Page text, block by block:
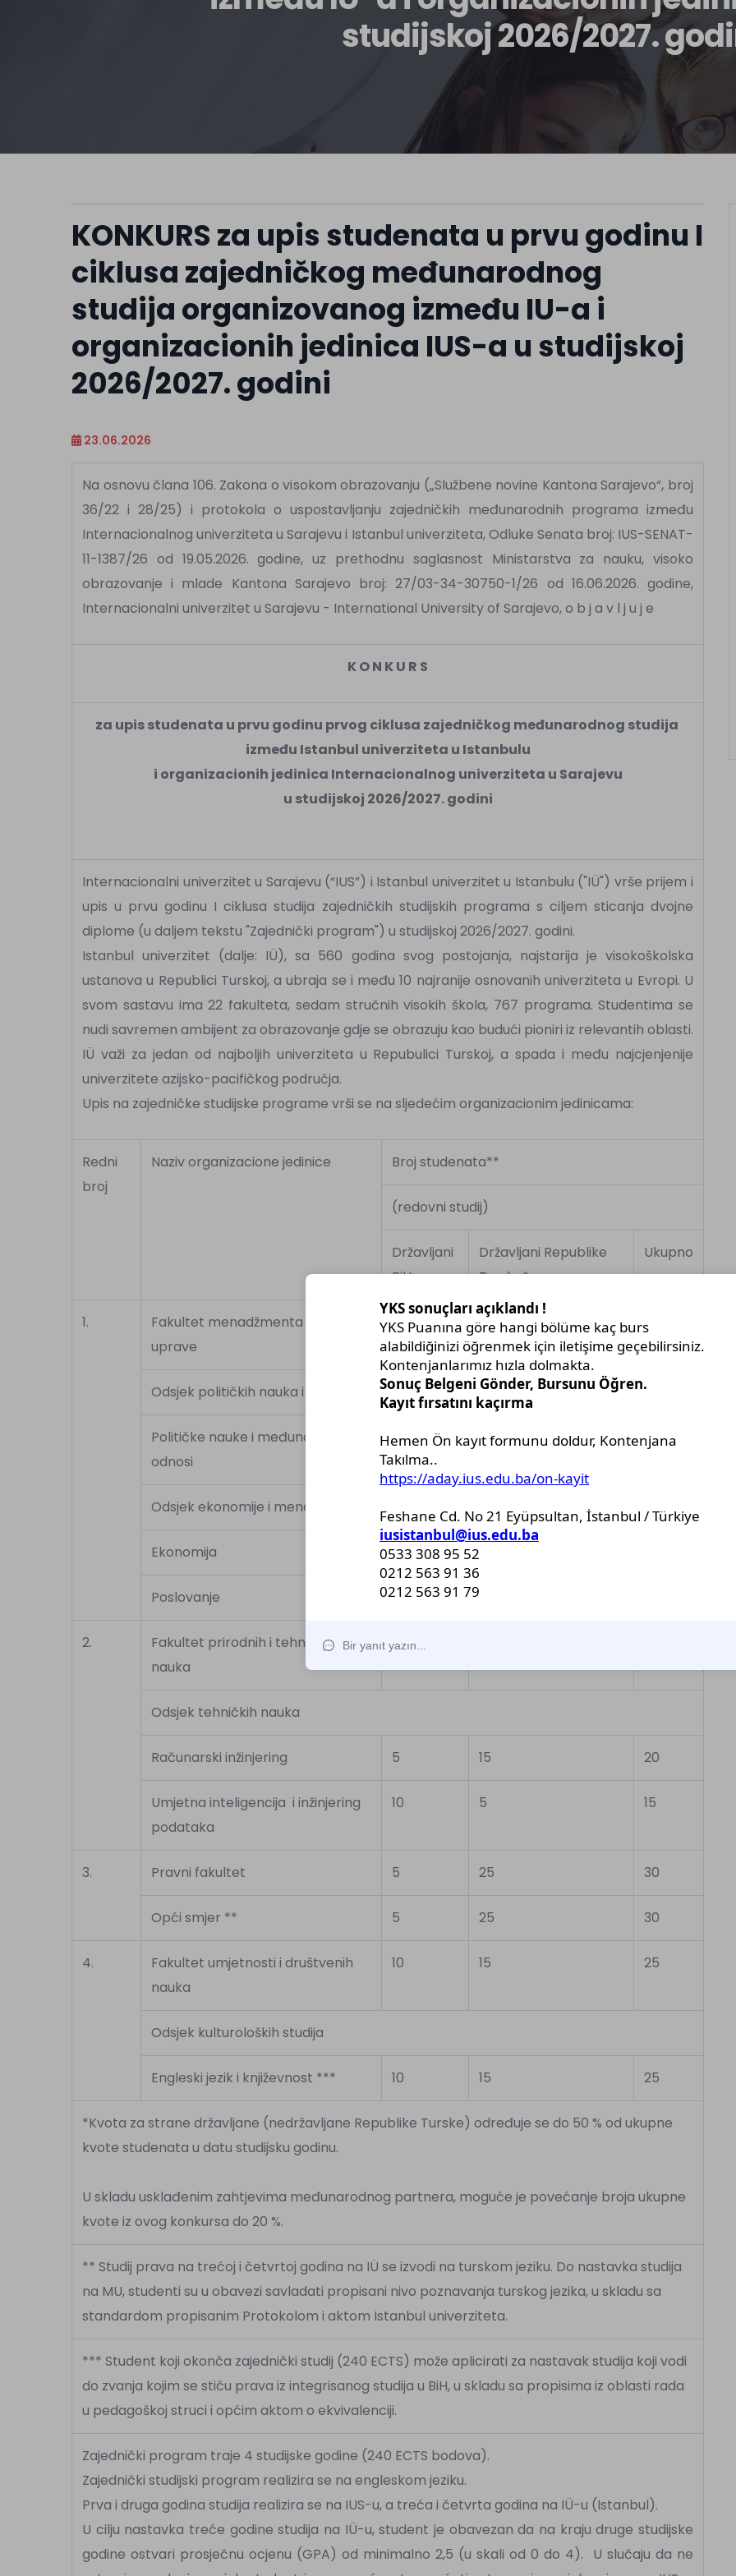
studijskoj 2026/2027.
KONKURS za upis studenata u prvu godinu I
ciklusa zajedničkog međunarodnog
studija organizovanog između IU-a i
organizacionih jedinica IUS-a u studijskoj
2026/2027. godini
23.06.2026
Na osnovu člana 106. Zakona o visokom obrazovanju („Službene novine Kantona Sarajevo“, broj
36/22 i 28/25) i protokola o uspostavljanju zajedničkih međunarodnih programa između
Internacionalnog univerziteta u Sarajevu i Istanbul univerziteta, Odluke Senata broj: IUS-SENAT-
11-1387/26 od 19.05.2026. godine, uz prethodnu saglasnost Ministarstva za nauku, visoko
obrazovanje i mlade Kantona Sarajevo broj: 27/03-34-30750-1/26 od 16.06.2026. godine,
Internacionalni univerzitet u Sarajevu - International University of Sarajevo, o b j a v l j u j e
K O N K U R S
za upis studenata u prvu godinu prvog ciklusa zajedničkog međunarodnog studija
između Istanbul univerziteta u Istanbulu
i organizacionih jedinica Internacionalnog univerziteta u Sarajevu
u studijskoj 2026/2027. godini
Internacionalni univerzitet u Sarajevu (“IUS”) i Istanbul univerzitet u Istanbulu ("IÜ") vrše prijem i
upis u prvu godinu I ciklusa studija zajedničkih studijskih programa s ciljem sticanja dvojne
diplome (u daljem tekstu "Zajednički program") u studijskoj 2026/2027. godini.
Istanbul univerzitet (dalje: IÜ), sa 560 godina svog postojanja, najstarija je visokoškolska
ustanova u Republici Turskoj, a ubraja se i među 10 najranije osnovanih univerziteta u Evropi. U
svom sastavu ima 22 fakulteta, sedam stručnih visokih škola, 767 programa. Studentima se
nudi savremen ambijent za obrazovanje gdje se obrazuju kao budući pioniri iz relevantih oblasti.
IÜ važi za jedan od najboljih univerziteta u Repubulici Turskoj, a spada i među najcjenjenije
univerzitete azijsko-pacifičkog područja.
Upis na zajedničke studijske programe vrši se na sljedećim organizacionim jedinicama:
Redni
broj
Naziv organizacione jedinice Broj studenata**
(redovni studij)
Državljani
BiH
Državljani Republike
Turske*
Ukupno
1.
Fakultet menadžmenta i javne
uprave
60 25 85
Odsjek političkih nauka i međunarodnih odnosa
Političke nauke i međunarodni
odnosi
20 5 25
Odsjek ekonomije i menadžmenta
Ekonomija 20
Poslovanje 20
2.
Fakultet prirodnih i tehničkih
nauka
15
Odsjek tehničkih nauka
Računarski inžinjering 5 15 20
Umjetna inteligencija i inžinjering
podataka
10 5 15
3. Pravni fakultet 5 25 30
Opći smjer ** 5 25 30
4.
Fakultet umjetnosti i društvenih
nauka
10 15 25
Odsjek kulturoloških studija
Engleski jezik i književnost *** 10 15 25
*Kvota za strane državljane (nedržavljane Republike Turske) određuje se do 50 % od ukupne
kvote studenata u datu studijsku godinu.
U skladu usklađenim zahtjevima međunarodnog partnera, moguće je povećanje broja ukupne
kvote iz ovog konkursa do 20 %.
** Studij prava na trećoj i četvrtoj godina na IÜ se izvodi na turskom jeziku. Do nastavka studija
na MU, studenti su u obavezi savladati propisani nivo poznavanja turskog jezika, u skladu sa
standardom propisanim Protokolom i aktom Istanbul univerziteta.
*** Student koji okonča zajednički studij (240 ECTS) može aplicirati za nastavak studija koji vodi
do zvanja kojim se stiču prava iz integrisanog studija u BiH, u skladu sa propisima iz oblasti rada
u pedagoškoj struci i općim aktom o ekvivalenciji.
Zajednički program traje 4 studijske godine (240 ECTS bodova).
Zajednički studijski program realizira se na engleskom jeziku.
Prva i druga godina studija realizira se na IUS-u, a treća i četvrta godina na IÜ-u (Istanbul).
U cilju nastavka treće godine studija na IÜ-u, student je obavezan da na kraju druge studijske
godine ostvari prosječnu ocjenu (GPA) od minimalno 2,5 (u skali od 0 do 4). U slučaju da ne